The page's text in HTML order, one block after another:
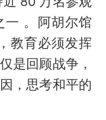
一 。阿胡尔馆
教育必须发挥
是回顾战争，
，思考和平的